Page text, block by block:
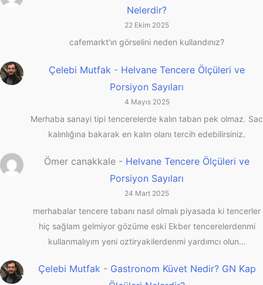
Nelerdir?
22 Ekim 2025
cafemarkt'ın görselini neden kullandınız?
Çelebi Mutfak - Helvane Tencere Ölçüleri ve
Porsiyon Sayıları
4 Mayıs 2025
Merhaba sanayi tipi tencerelerde kalın taban pek olmaz. Sac
kalınlığına bakarak en kalın olanı tercih edebilirsiniz.
Ömer canakkale - Helvane Tencere Ölçüleri ve
Porsiyon Sayıları
24 Mart 2025
merhabalar tencere tabanı nasıl olmalı piyasada ki tencerler
hiç sağlam gelmiyor gözüme eski Ekber tencerelerdenmi
kullanmalıyım yeni oztiryakilerdenmi yardımcı olun…
Çelebi Mutfak- Gastronom Küvet Nedir? GN Kap